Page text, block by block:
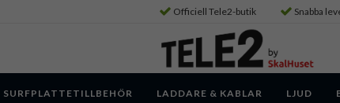
Officiell Tele2-butik Snabba
SURFPLATTETILLBEHÖR LADDARE & KABLAR LJUD